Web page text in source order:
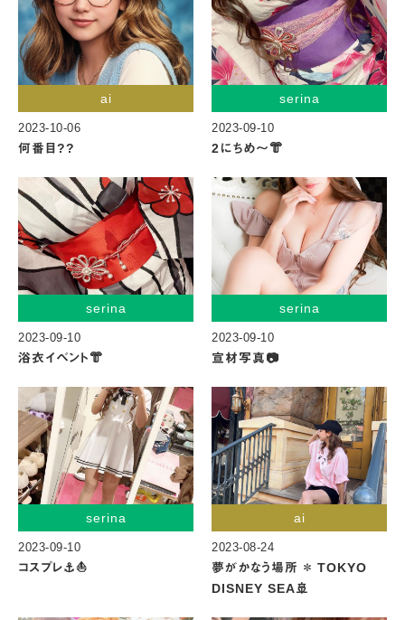
ai
2023-10-06
何番目??
serina
2023-09-10
2にちめ〜👘
serina
2023-09-10
浴衣イベント👘
serina
2023-09-10
宣材写真📷
serina
2023-09-10
コスプレ⚓️⛵️
ai
2023-08-24
夢がかなう場所 ＊ TOKYO
DISNEY SEA🚢